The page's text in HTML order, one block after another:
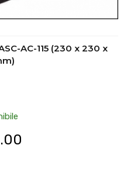
AC-115 (230 x 230 x